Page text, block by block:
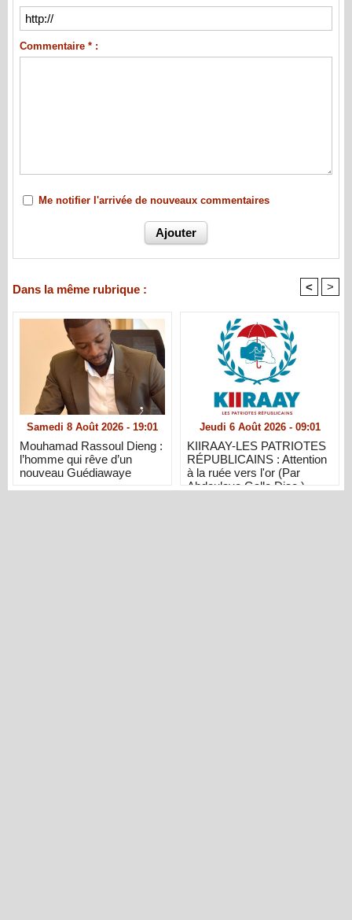
Commentaire * :
Me notifier l'arrivée de nouveaux commentaires
Dans la même rubrique : < >
Samedi 8 Août 2026 - 19:01
Mouhamad Rassoul Dieng :
l’homme qui rêve d’un
nouveau Guédiawaye
Jeudi 6 Août 2026 - 09:01
KIIRAAY-LES PATRIOTES
RÉPUBLICAINS : Attention
à la ruée vers l'or (Par
Abdoulaye Gallo Diao )